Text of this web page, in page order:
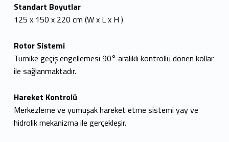
Standart Boyutlar
125 x 150 x 220 cm (W x L x H )
Rotor Sistemi
Turnike geçiş engellemesi 90° aralıklı kontrollü dönen kollar
ile sağlanmaktadır.
Hareket Kontrolü
Merkezleme ve yumuşak hareket etme sistemi yay ve
hidrolik mekanizma ile gerçekleşir.